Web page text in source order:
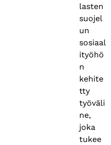
lasten
suojel
un
sosiaal
ityöhö
n
kehite
tty
työväli
ne,
joka
tukee